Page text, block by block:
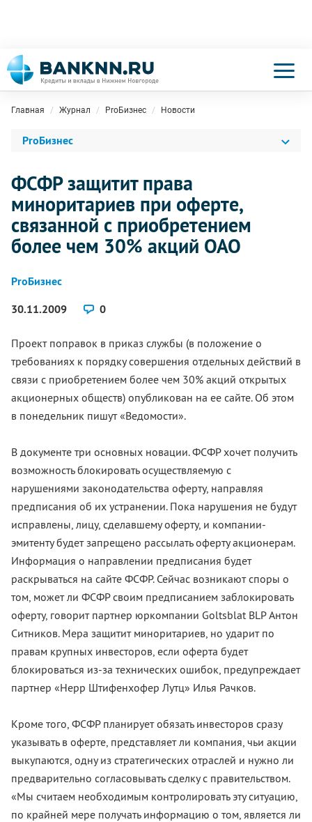
Главная Журнал ProБизнес Новости
ProБизнес
ФСФР защитит права
миноритариев при оферте,
связанной с приобретением
более чем 30% акций ОАО
ProБизнес
30.11.2009
0
Проект поправок в приказ службы (в положение о
требованиях к порядку совершения отдельных действий в
связи с приобретением более чем 30% акций открытых
акционерных обществ) опубликован на ее сайте. Об этом
в понедельник пишут «Ведомости».
В документе три основных новации. ФСФР хочет получить
возможность блокировать осуществляемую с
нарушениями законодательства оферту, направляя
предписания об их устранении. Пока нарушения не будут
исправлены, лицу, сделавшему оферту, и компании-
эмитенту будет запрещено рассылать оферту акционерам.
Информация о направлении предписания будет
раскрываться на сайте ФСФР. Сейчас возникают споры о
том, может ли ФСФР своим предписанием заблокировать
оферту, говорит партнер юркомпании Goltsblat BLP Антон
Ситников. Мера защитит миноритариев, но ударит по
правам крупных инвесторов, если оферта будет
блокироваться из-за технических ошибок, предупреждает
партнер «Нерр Штифенхофер Лутц» Илья Рачков.
Кроме того, ФСФР планирует обязать инвесторов сразу
указывать в оферте, представляет ли компания, чьи акции
выкупаются, одну из стратегических отраслей и нужно ли
предварительно согласовывать сделку с правительством.
«Мы считаем необходимым контролировать эту ситуацию,
по крайней мере получать информацию о том, является ли